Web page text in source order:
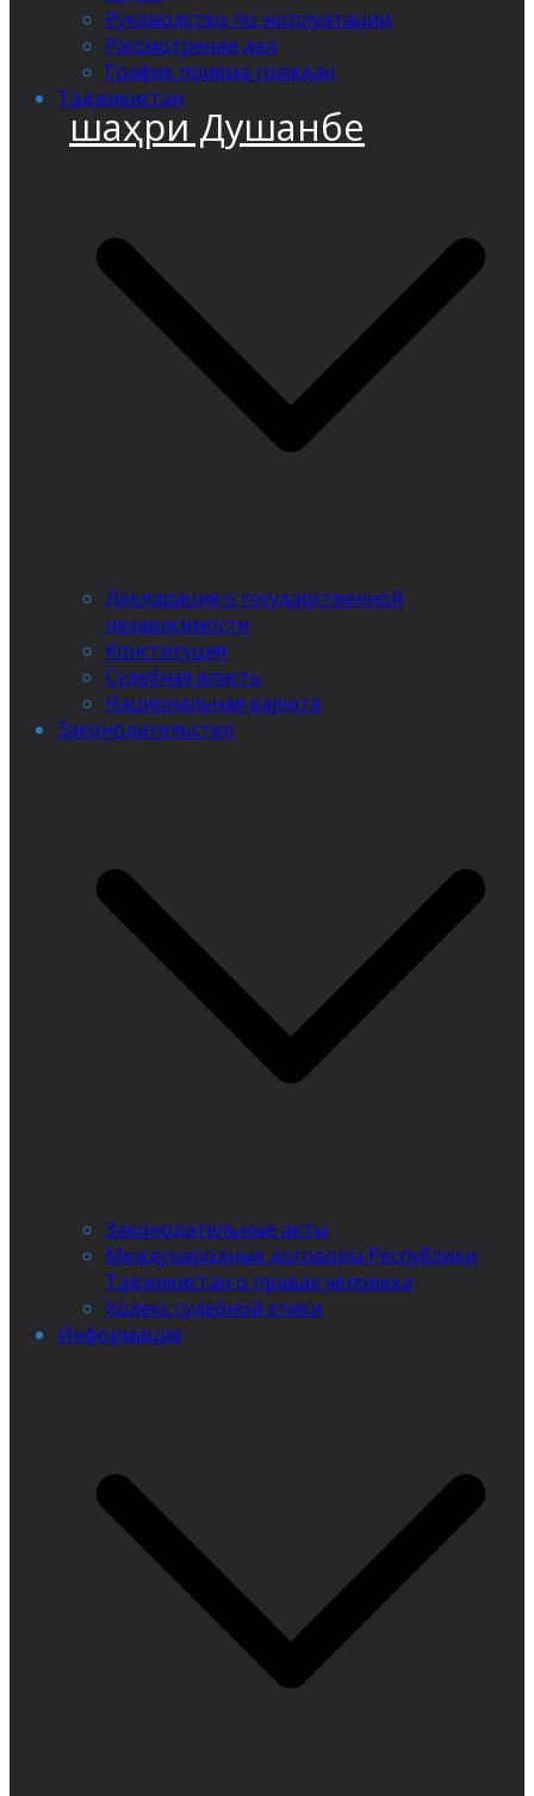
шаҳри Душанбе
Руководство по эксплуатации
Рассмотрение дел
График приёма граждан
Таджикистан
Декларация о государственной
независимости
Конституция
Судебная власть
Национальная валюта
Законодательство
Законодательные акты
Международные договоры Республики
Таджикистан о правах человека
Кодекс судебной этики
Информация